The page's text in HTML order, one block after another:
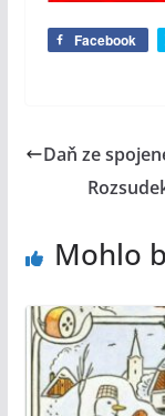
Facebook
Daň ze
Mohlo